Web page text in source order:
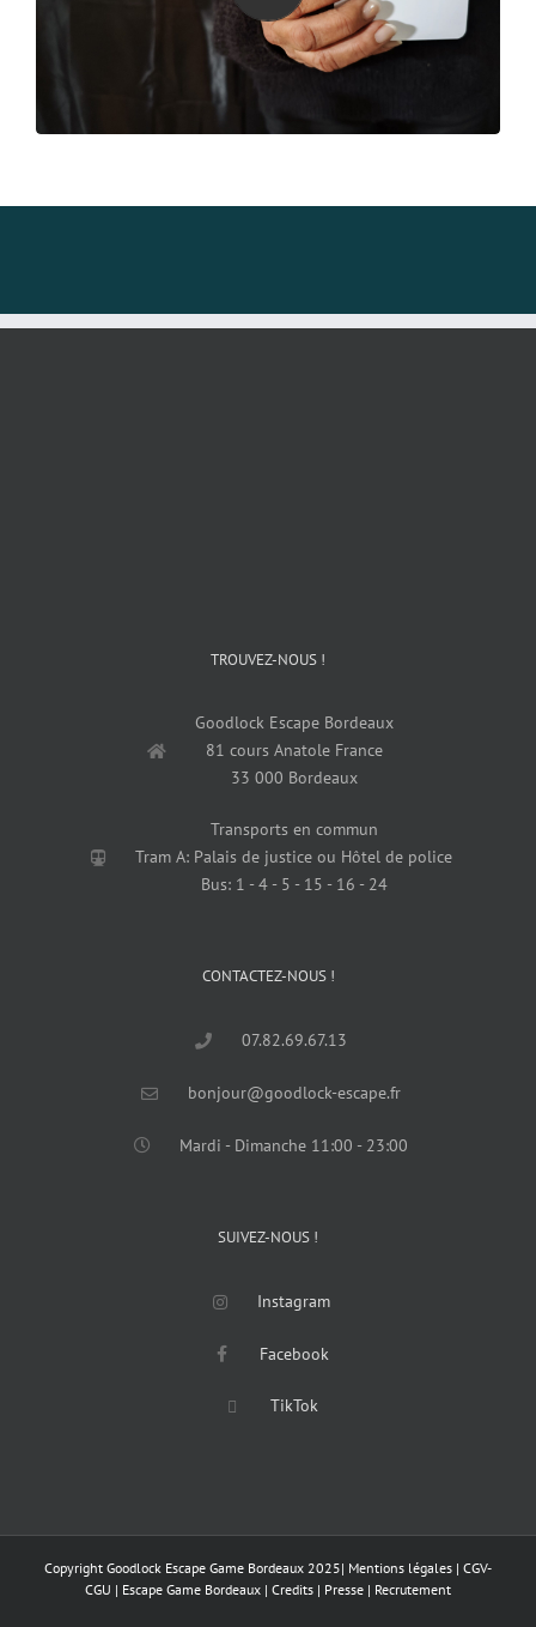
Original !
TROUVEZ-NOUS !
Goodlock Escape Bordeaux
81 cours Anatole France
33 000 Bordeaux
Transports en commun
Tram A: Palais de justice ou Hôtel de police
Bus: 1 - 4 - 5 - 15 - 16 - 24
CONTACTEZ-NOUS !
07.82.69.67.13
bonjour@goodlock-escape.fr
Mardi - Dimanche 11:00 - 23:00
SUIVEZ-NOUS !
Instagram
Facebook
TikTok
Copyright Goodlock Escape Game Bordeaux 2025| Mentions légales | CGV-
CGU | Escape Game Bordeaux | Credits | Presse | Recrutement